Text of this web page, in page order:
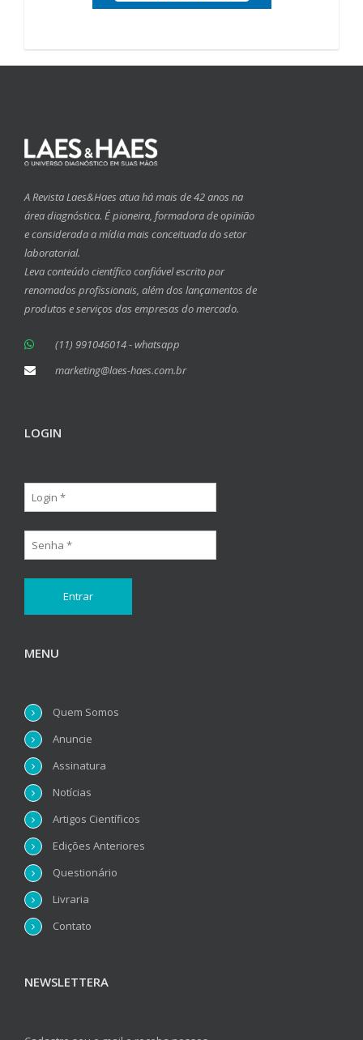
A Revista Laes&Haes atua há mais de 42 anos na
área diagnóstica. É pioneira, formadora de opinião
e considerada a mídia mais conceituada do setor
laboratorial.
Leva conteúdo científico confiável escrito por
renomados profissionais, além dos lançamentos de
produtos e serviços das empresas do mercado.
(11) 991046014 - whatsapp
marketing@laes-haes.com.br
LOGIN
MENU
Quem Somos
Anuncie
Assinatura
Notícias
Artigos Científicos
Edições Anteriores
Questionário
Livraria
Contato
NEWSLETTERA